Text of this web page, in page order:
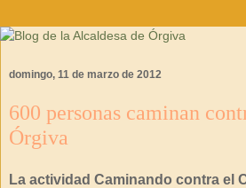
domingo, 11 de marzo de 2012
600 personas caminan
Órgiva
La actividad Caminando contra el